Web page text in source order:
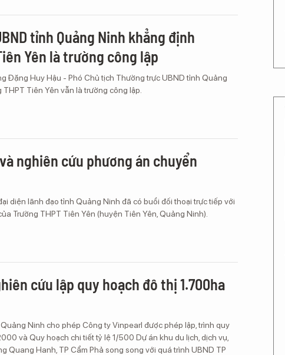
tỉnh Quảng Ninh khẳng định
Yên là trường công lập
Đặng Huy Hậu - Phó Chủ tịch Thường trực UBND tỉnh Quảng
Tiên Yên vẫn là trường công lập.
nghiên cứu phương án chuyển
diện lãnh đạo tỉnh Quảng Ninh đã có buổi đối thoại trực tiếp với
Trường THPT Tiên Yên (huyện Tiên Yên, Quảng Ninh).
cứu lập quy hoạch đô thị 1.700ha
Ninh cho phép Công ty Vinpearl được phép lập, trình quy
và Quy hoạch chi tiết tỷ lệ 1/500 Dự án khu du lịch, dịch vụ,
Quang Hanh, TP Cẩm Phả song song với quá trình UBND TP